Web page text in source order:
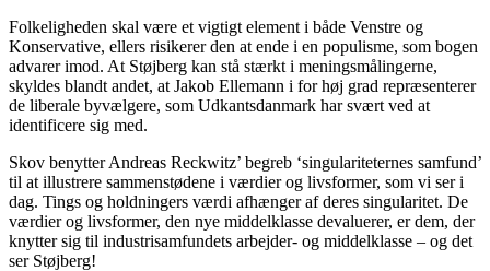
Folkeligheden skal være et vigtigt element i både Venstre og
Konservative, ellers risikerer den at ende i en populisme, som bogen
advarer imod. At Støjberg kan stå stærkt i meningsmålingerne,
skyldes blandt andet, at Jakob Ellemann i for høj grad repræsenterer
de liberale byvælgere, som Udkantsdanmark har svært ved at
identificere sig med.
Skov benytter Andreas Reckwitz’ begreb ‘singulariteternes samfund’
til at illustrere sammenstødene i værdier og livsformer, som vi ser i
dag. Tings og holdningers værdi afhænger af deres singularitet. De
værdier og livsformer, den nye middelklasse devaluerer, er dem, der
knytter sig til industrisamfundets arbejder- og middelklasse – og det
ser Støjberg!